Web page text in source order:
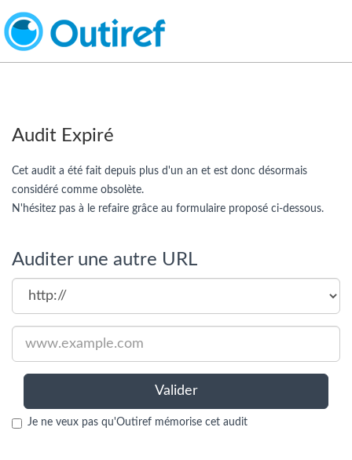
Audit Expiré
Cet audit a été fait depuis plus d'un an et est donc désormais
considéré comme obsolète.
N'hésitez pas à le refaire grâce au formulaire proposé ci-dessous.
Auditer une autre URL
Valider
Je ne veux pas qu'Outiref mémorise cet audit